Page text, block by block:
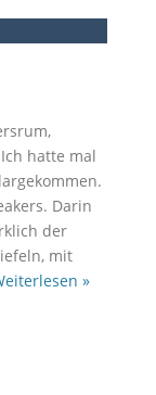
hatte mal
Darin
der
mit
»